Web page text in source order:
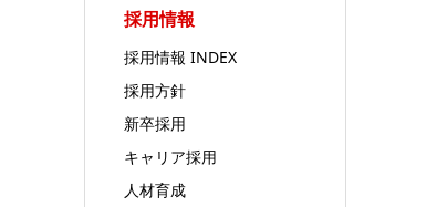
採用情報
採用情報 INDEX
採用方針
新卒採用
キャリア採用
人材育成